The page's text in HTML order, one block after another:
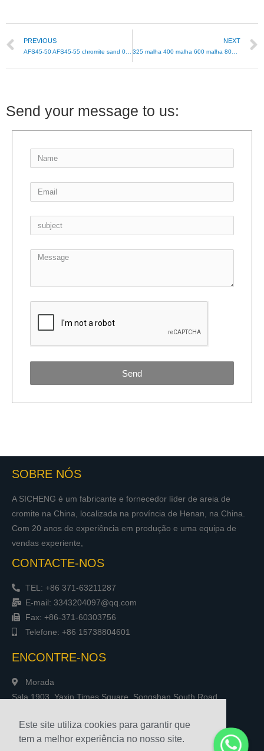
Este site utiliza cookies para garantir que
tem a melhor experiência no nosso site.
PREVIOUS
AFS45-50 AFS45-55 chromite sand 0.28-0.36mm
NEXT
325 malha 400 malha 600 malha 800 pó de cromite de malha /200#-2000#farinha de cromite como clolorante
Send your message to us:
Send
SOBRE NÓS
A SICHENG é um fabricante e fornecedor líder de areia de
cromite na China, localizada na província de Henan, na China.
Com 20 anos de experiência em produção e uma equipa de
vendas experiente,
CONTACTE-NOS
TEL: +86 371-63211287
E-mail: 3343204097@qq.com
Fax: +86-371-60303756
Telefone: +86 15738804601
ENCONTRE-NOS
Morada
Sala 1903, Yaxin Times Square, Songshan South Road,